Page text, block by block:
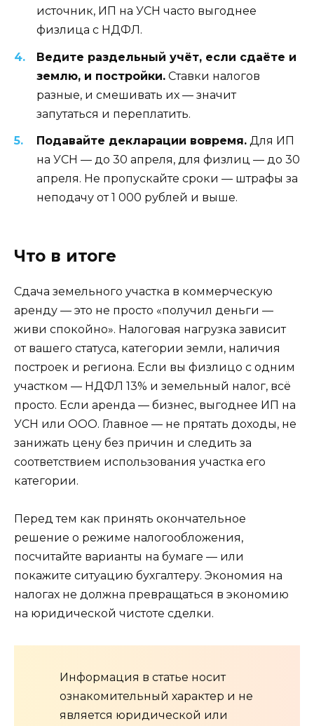
источник, ИП на УСН часто выгоднее
физлица с НДФЛ.
Ведите раздельный учёт, если сдаёте и
землю, и постройки. Ставки налогов
разные, и смешивать их — значит
запутаться и переплатить.
Подавайте декларации вовремя. Для ИП
на УСН — до 30 апреля, для физлиц — до 30
апреля. Не пропускайте сроки — штрафы за
неподачу от 1 000 рублей и выше.
Что в итоге
Сдача земельного участка в коммерческую
аренду — это не просто «получил деньги —
живи спокойно». Налоговая нагрузка зависит
от вашего статуса, категории земли, наличия
построек и региона. Если вы физлицо с одним
участком — НДФЛ 13% и земельный налог, всё
просто. Если аренда — бизнес, выгоднее ИП на
УСН или ООО. Главное — не прятать доходы, не
занижать цену без причин и следить за
соответствием использования участка его
категории.
Перед тем как принять окончательное
решение о режиме налогообложения,
посчитайте варианты на бумаге — или
покажите ситуацию бухгалтеру. Экономия на
налогах не должна превращаться в экономию
на юридической чистоте сделки.
Информация в статье носит
ознакомительный характер и не
является юридической или